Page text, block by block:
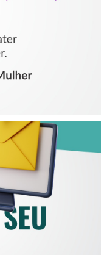
SEU E-
7